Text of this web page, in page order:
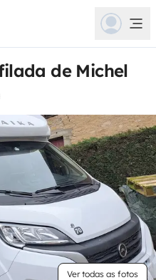
de Michel
Ver todas as fotos